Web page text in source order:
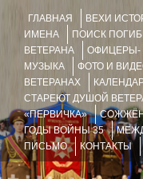
ГЛАВНАЯ ВЕХИ
ИМЕНА
ПОИСК
ВЕТЕРАНА
ОФИЦЕРЫ-
МУЗЫКА
ФОТО И
ВЕТЕРАНАХ
СТАРЕЮТ ДУШОЙ
«ПЕРВИЧКА»
ГОДЫ ВОЙНЫ 35
ПИСЬМО
КОНТАКТЫ